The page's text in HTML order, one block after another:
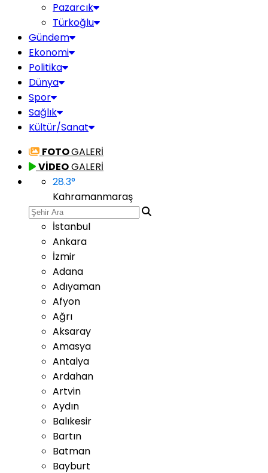
Pazarcık
Türkoğlu
Gündem
Ekonomi
Politika
Dünya
Spor
Sağlık
Kültür/Sanat
FOTOGALERİ
VİDEOGALERİ
28.3°
Kahramanmaraş
İstanbul
Ankara
İzmir
Adana
Adıyaman
Afyon
Ağrı
Aksaray
Amasya
Antalya
Ardahan
Artvin
Aydın
Balıkesir
Bartın
Batman
Bayburt